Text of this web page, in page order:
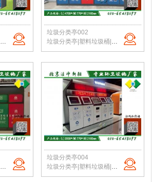
垃圾分类亭002
垃圾分类亭|塑料垃圾桶|户外垃圾站|公园垃圾桶|学校分类垃圾亭|北京垃圾桶厂家
垃圾分类亭004
垃圾分类亭|塑料垃圾桶|户外垃圾站|公园垃圾桶|学校分类垃圾亭|北京垃圾桶厂家